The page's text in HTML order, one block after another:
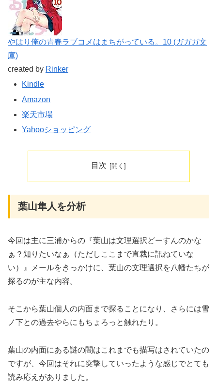
やはり俺の青春ラブコメはまちがっている。10 (ガガガ文
庫)
created by Rinker
Kindle
Amazon
楽天市場
Yahooショッピング
目次
葉山隼人を分析
今回は主に三浦からの『葉山は文理選択どーすんのかな
ぁ？知りたいなぁ（ただしここまで直裁に訊ねていな
い）』メールをきっかけに、葉山の文理選択を八幡たちが
探るのが主な内容。
そこから葉山個人の内面まで探ることになり、さらには雪
ノ下との過去やらにもちょろっと触れたり。
葉山の内面にある謎の闇はこれまでも描写はされていたの
ですが、今回はそれに突撃していったような感じでとても
読み応えがありました。